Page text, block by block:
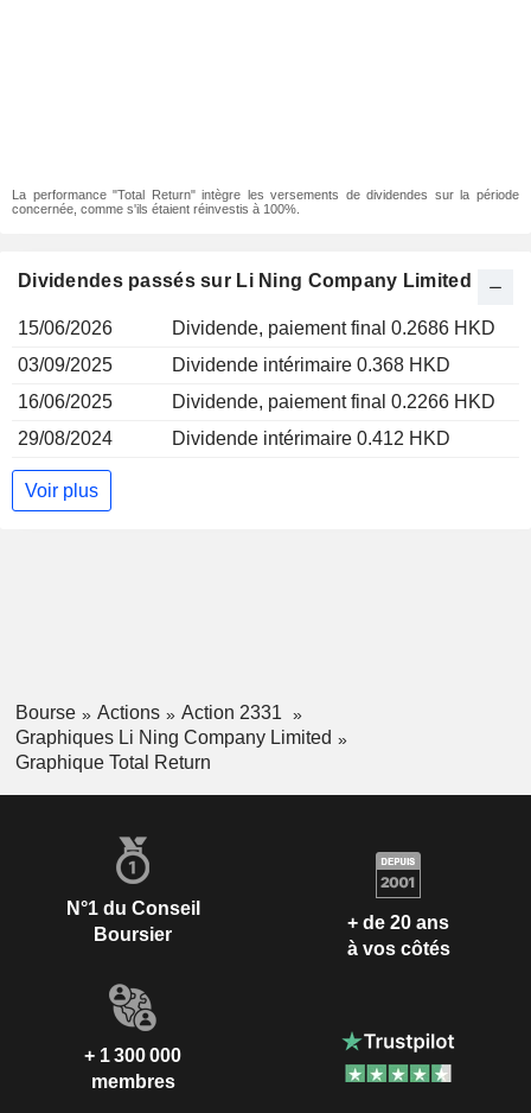
La performance "Total Return" intègre les versements de dividendes sur la période
concernée, comme s'ils étaient réinvestis à 100%.
Dividendes passés sur Li Ning Company Limited
15/06/2026
Dividende, paiement final 0.2686 HKD
03/09/2025
Dividende intérimaire 0.368 HKD
16/06/2025
Dividende, paiement final 0.2266 HKD
29/08/2024
Dividende intérimaire 0.412 HKD
Voir plus
Bourse Actions
Action 2331
Graphiques Li Ning Company Limited
Graphique Total Return
N°1 du Conseil
Boursier
+ de 20 ans
à vos côtés
+ 1 300 000
membres